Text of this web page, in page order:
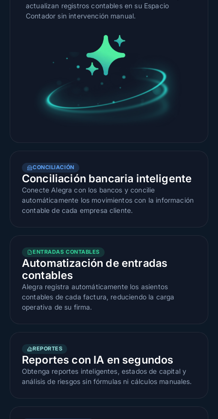
actualizan registros contables en su Espacio
Contador sin intervención manual.
CONCILIACIÓN
Conciliación bancaria inteligente
Conecte Alegra con los bancos y concilie
automáticamente los movimientos con la información
contable de cada empresa cliente.
ENTRADAS CONTABLES
Automatización de entradas
contables
Alegra registra automáticamente los asientos
contables de cada factura, reduciendo la carga
operativa de su firma.
REPORTES
Reportes con IA en segundos
Obtenga reportes inteligentes, estados de capital y
análisis de riesgos sin fórmulas ni cálculos manuales.